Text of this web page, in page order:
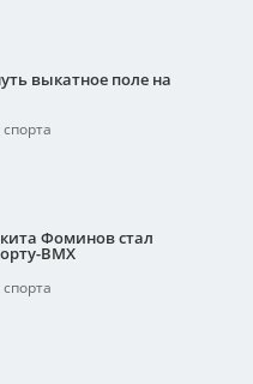
выкатное поле на
Фоминов стал
ВМХ